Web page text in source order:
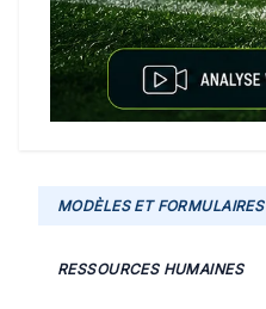
MODÈLES ET FORMULAIRES
RESSOURCES HUMAINES